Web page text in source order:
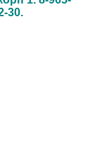
30.